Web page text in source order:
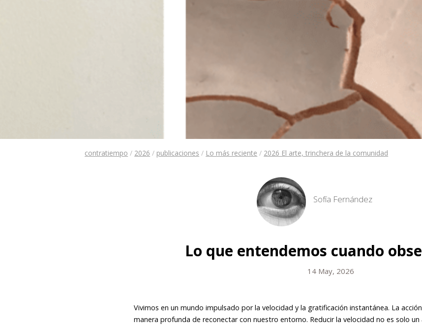
contratiempo / 2026 / publicaciones / Lo más reciente / 2026 El arte, trinchera de la comunidad
Sofía Fernández
Lo que entendemos cuando
14 May, 2026
Vivimos en un mundo impulsado por la velocidad y la gratificación instantánea. La
manera profunda de reconectar con nuestro entorno. Reducir la velocidad no es solo